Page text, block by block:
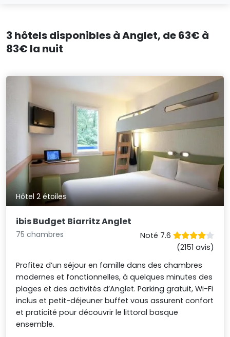
3 hôtels disponibles à Anglet, de 63€ à
83€ la nuit
Hôtel 2 étoiles
ibis Budget Biarritz Anglet
75 chambres
Noté 7.6
(2151 avis)
Profitez d’un séjour en famille dans des chambres
modernes et fonctionnelles, à quelques minutes des
plages et des activités d’Anglet. Parking gratuit, Wi-Fi
inclus et petit-déjeuner buffet vous assurent confort
et praticité pour découvrir le littoral basque
ensemble.